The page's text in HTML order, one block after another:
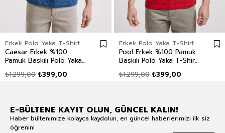
Erkek Polo Yaka T-Shirt
Caesar Erkek %100
Pamuk Baskılı Polo Yaka
₺399,00
₺1.299,00
Erkek Polo Yaka T-Shirt
Pool Erkek %100 Pamuk
Baskılı Polo Yaka T-Shirt
₺399,00
₺1.299,00
E-BÜLTENE KAYIT OLUN, GÜNCEL KALIN!
Haber bültenimize kolayca kaydolun, en güncel haberlerimizi ilk siz
öğrenin!